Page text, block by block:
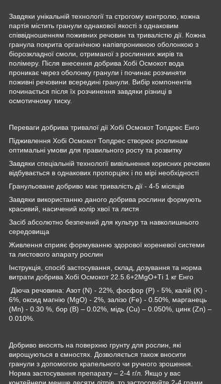
Завдяки унікальній технології та строгому контролю, кожна
партія містить гранули однакової якості з однаковим
співвідношенням поживних речовин та тривалістю дії. Кожна
гранула покрита органічною напівпроникною оболонкою з
біорозкладної смоли, отриманої з рослинних жирів та
полімеру. Після внесення добрива Хобі Осмокот вода
проникає через оболонку гранули і починає розчиняти
поживні речовини всередині гранули. Вибір компонентів
починається після їх розчинення завдяки різниці в
осмотичному тиску.
Переваги добрива тривалої дії Хобі Осмокот Топдрес Енго
Підживлення Хобі Осмокот Топдрес створює рослинам
оптимальні умови для правильного росту та розвитку
Завдяки спеціальній технології вивільнення корисних речовин
відбувається в однакових пропорціях і по мірі необхідності
Гранульоване добриво має тривалість дії - 4-5 місяців
Завдяки використанню даного добрива рослини формують
красивий, насичений колір хвої та листя
Засіб абсолютно безпечний для культур та навколишнього
середовища
Живлення сприяє формуванню здорової кореневої системи
та листового апарату рослин
Інструкція, спосіб застосування, склад, дозування та норма
витрати добрива Хобі Осмокот 22.5.6+2MgO+Ті 1 кг Енго
Діюча речовина: Азот (N) - 22%, фосфор (P) - 5%, калій (K) -
6%, оксид магнію (MgO) - 2%, залізо (Fe) - 0.50%, марганець
(Mn) - 0.30 %, бор (B) – 0.02%, мідь (Cu) – 0.050%, цинк (Zn) –
0.010%.
Добриво вносять на поверхню грунту для рослин, які
вирощуються в ємностях. Дозволяється також вносити
гранули з допомогою крапельного чи ручного зрошення.
Норма застосування препарату – 2-4 г/л. Якщо у вас
контейнери менше десяти літрів, то застосовуйте 2-4 грами